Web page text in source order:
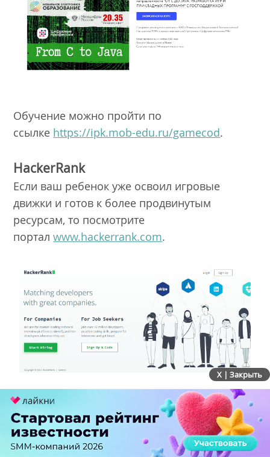
Обучение можно пройти по
ссылке https://ipk.mob-edu.ru/gamecod.
HackerRank
Если ваш ребенок уже освоил игровые
движки и готов к более продвинутым
ресурсам, то посмотрите
порталwww.hackerrank.com.
HackerRank – один из лучших веб-сайтов в
интернете, предлагающий широкий спектр
ресурсов для начинающих разработчиков.
X | Закрыть